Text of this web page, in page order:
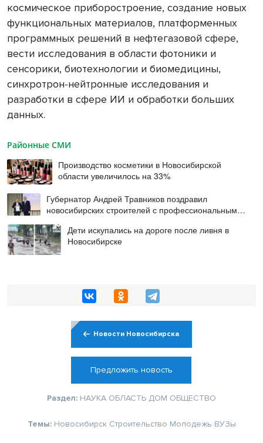
космическое приборостроение, создание новых
функциональных материалов, платформенных
программных решений в нефтегазовой сфере,
вести исследования в области фотоники и
сенсорики, биотехнологии и биомедицины,
синхротрон-нейтронные исследования и
разработки в сфере ИИ и обработки больших
данных.
Районные СМИ
Производство косметики в Новосибирской
области увеличилось на 33%
Губернатор Андрей Травников поздравил
новосибирских строителей с профессиональным
Дети искупались на дороге после ливня в
Новосибирске
Новости Новосибирска
Предложить новость
Раздел: НАУКА ОБЛАСТЬ ДОМ ОБЩЕСТВО
Темы: Новосибирск Строительство Молодежь ВУЗы